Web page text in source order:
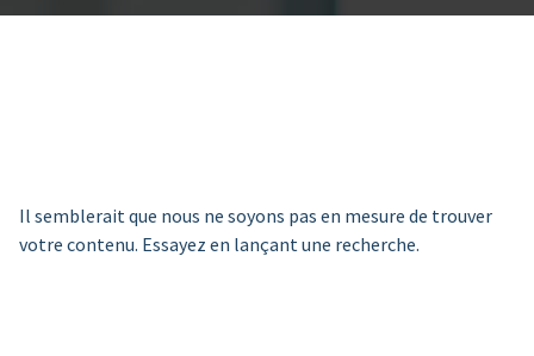
Il semblerait que nous ne soyons pas en mesure de trouver
votre contenu. Essayez en lançant une recherche.